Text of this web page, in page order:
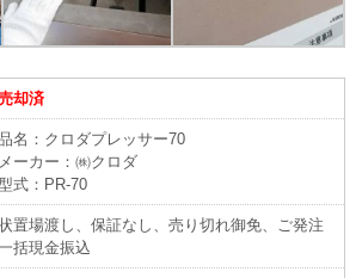
却済
品名：クロダプレッサー70
メーカー：㈱クロダ
式：PR-70
置場渡し、保証なし、売り切れ御免、ご発注
括現金振込